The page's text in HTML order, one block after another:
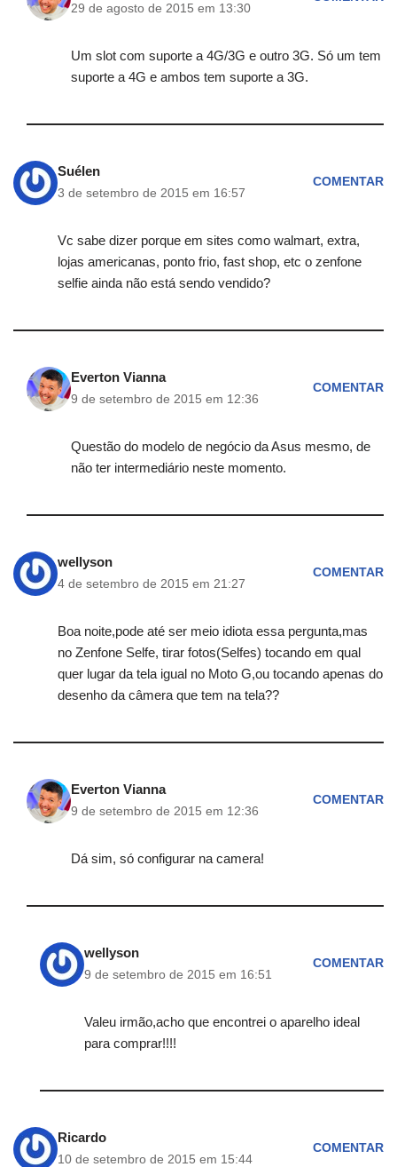
29 de agosto de 2015 em 13:30
Um slot com suporte a 4G/3G e outro 3G. Só um tem
suporte a 4G e ambos tem suporte a 3G.
Suélen
3 de setembro de 2015 em 16:57
COMENTAR
Vc sabe dizer porque em sites como walmart, extra,
lojas americanas, ponto frio, fast shop, etc o zenfone
selfie ainda não está sendo vendido?
Everton Vianna
9 de setembro de 2015 em 12:36
COMENTAR
Questão do modelo de negócio da Asus mesmo, de
não ter intermediário neste momento.
wellyson
4 de setembro de 2015 em 21:27
COMENTAR
Boa noite,pode até ser meio idiota essa pergunta,mas
no Zenfone Selfe, tirar fotos(Selfes) tocando em qual
quer lugar da tela igual no Moto G,ou tocando apenas do
desenho da câmera que tem na tela??
Everton Vianna
9 de setembro de 2015 em 12:36
COMENTAR
Dá sim, só configurar na camera!
wellyson
9 de setembro de 2015 em 16:51
COMENTAR
Valeu irmão,acho que encontrei o aparelho ideal
para comprar!!!!
Ricardo
10 de setembro de 2015 em 15:44
COMENTAR